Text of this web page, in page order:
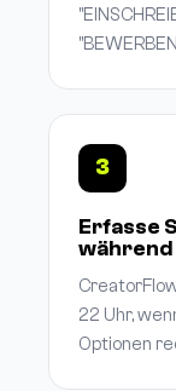
3
Erfasse
während
22 Uhr,
Optionen